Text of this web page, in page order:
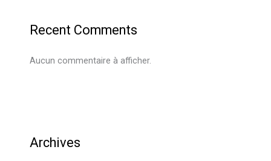
Recent Comments
Aucun commentaire à afficher.
Archives